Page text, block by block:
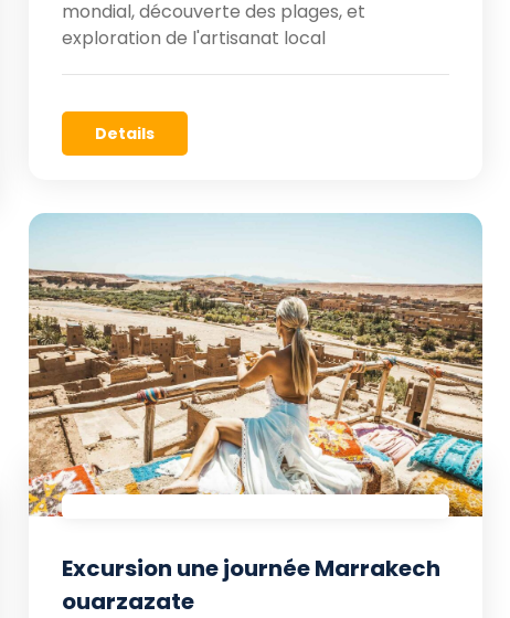
mondial, découverte des plages, et
exploration de l'artisanat local
Details
Excursion une journée Marrakech
ouarzazate